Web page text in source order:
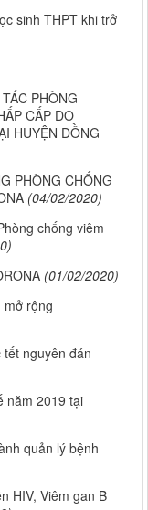
sinh THPT khi trở
PHÒNG
CẤP DO
HUYỆN ĐỒNG
PHÒNG CHỐNG
(04/02/2020)
chống viêm
(01/02/2020)
mở rộng
nguyên đán
năm 2019 tại
quản lý bệnh
HIV, Viêm gan B